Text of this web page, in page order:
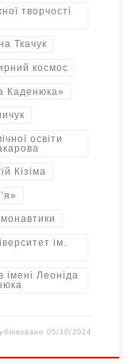
творчості
Ткачук
космос
Каденюка»
освіти
Кізіма
ім.
імені Леоніда
05/10/2024